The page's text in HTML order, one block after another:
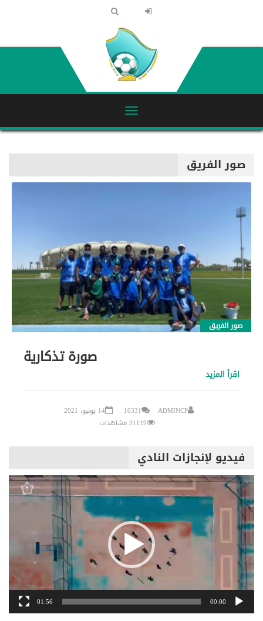
صور الفريق
صور الفريق
صورة تذكارية
اقرأ المزيد
ADMINCP
10331
14 يونيو، 2021
31119 مشاهدات
فيديو لإنجازات النادي
مشغل
الفيديو
00:00
01:56